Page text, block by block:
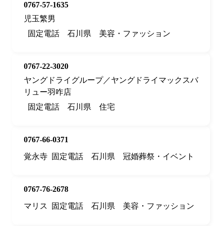
0767-57-1635
児玉繁男
固定電話
石川県 美容・ファッション
0767-22-3020
ヤングドライグループ／ヤングドライマックスバ
リュー羽咋店
固定電話
石川県 住宅
0767-66-0371
覚永寺 固定電話 石川県 冠婚葬祭・イベント
0767-76-2678
マリス
固定電話 石川県 美容・ファッション